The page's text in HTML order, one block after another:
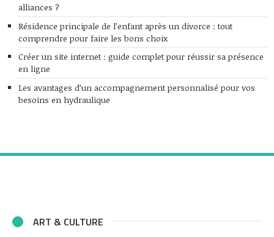
alliances ?
Résidence principale de l’enfant après un divorce : tout
comprendre pour faire les bons choix
Créer un site internet : guide complet pour réussir sa présence
en ligne
Les avantages d’un accompagnement personnalisé pour vos
besoins en hydraulique
ART & CULTURE